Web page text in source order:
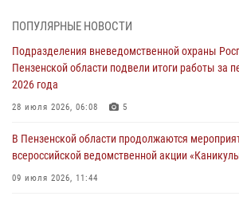
работы за первое полугодие 2026 года
Росгвардия обеспечила безопасность
1
В Пензе сотрудники Росгвардии задержали
ПОПУЛЯРНЫЕ НОВОСТИ
Подразделения вневедомственной охраны
Пензенской области подвели итоги работы за
2026 года
28 июля 2026, 06:08 5
В Пензенской области продолжаются
всероссийской ведомственной акции
09 июля 2026, 11:44